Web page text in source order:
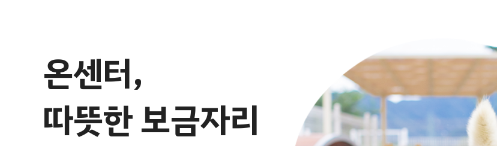
온센터,
따뜻한 보금자리